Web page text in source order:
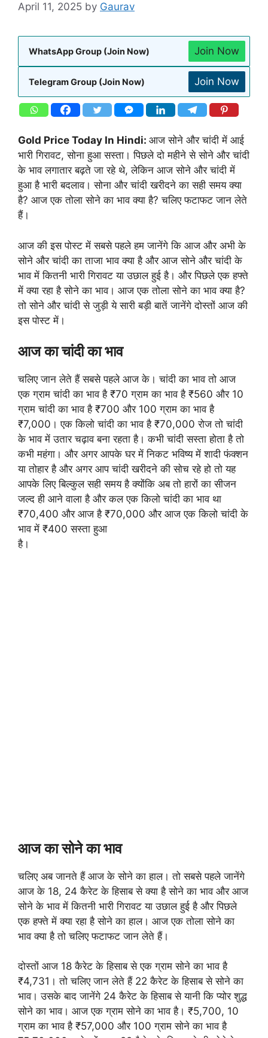
April 11, 2025 by Gaurav
WhatsApp Group (Join Now) Join Now
Telegram Group (Join Now) Join Now
Gold Price Today In Hindi: आज सोने और चांदी में आई
भारी गिरावट, सोना हुआ सस्ता। पिछले दो महीने से सोने और चांदी
के भाव लगातार बढ़ते जा रहे थे, लेकिन आज सोने और चांदी में
हुआ है भारी बदलाव। सोना और चांदी खरीदने का सही समय क्या
है? आज एक तोला सोने का भाव क्या है? चलिए फटाफट जान लेते
हैं।
आज की इस पोस्ट में सबसे पहले हम जानेंगे कि आज और अभी के
सोने और चांदी का ताजा भाव क्या है और आज सोने और चांदी के
भाव में कितनी भारी गिरावट या उछाल हुई है। और पिछले एक हफ्ते
में क्या रहा है सोने का भाव। आज एक तोला सोने का भाव क्या है?
तो सोने और चांदी से जुड़ी ये सारी बड़ी बातें जानेंगे दोस्तों आज की
इस पोस्ट में।
आज का चांदी का भाव
चलिए जान लेते हैं सबसे पहले आज के। चांदी का भाव तो आज
एक ग्राम चांदी का भाव है ₹70 ग्राम का भाव है ₹560 और 10
ग्राम चांदी का भाव है ₹700 और 100 ग्राम का भाव है
₹7,000। एक किलो चांदी का भाव है ₹70,000 रोज तो चांदी
के भाव में उतार चढ़ाव बना रहता है। कभी चांदी सस्ता होता है तो
कभी महंगा। और अगर आपके घर में निकट भविष्य में शादी फंक्शन
या तोहार है और अगर आप चांदी खरीदने की सोच रहे हो तो यह
आपके लिए बिल्कुल सही समय है क्योंकि अब तो हारों का सीजन
जल्द ही आने वाला है और कल एक किलो चांदी का भाव था
₹70,400 और आज है ₹70,000 और आज एक किलो चांदी के
भाव में ₹400 सस्ता हुआ
है।
आज का सोने का भाव
चलिए अब जानते हैं आज के सोने का हाल। तो सबसे पहले जानेंगे
आज के 18, 24 कैरेट के हिसाब से क्या है सोने का भाव और आज
सोने के भाव में कितनी भारी गिरावट या उछाल हुई है और पिछले
एक हफ्ते में क्या रहा है सोने का हाल। आज एक तोला सोने का
भाव क्या है तो चलिए फटाफट जान लेते हैं।
दोस्तों आज 18 कैरेट के हिसाब से एक ग्राम सोने का भाव है
₹4,731। तो चलिए जान लेते हैं 22 कैरेट के हिसाब से सोने का
भाव। उसके बाद जानेंगे 24 कैरेट के हिसाब से यानी कि प्योर शुद्ध
सोने का भाव। आज एक ग्राम सोने का भाव है। ₹5,700, 10
ग्राम का भाव है ₹57,000 और 100 ग्राम सोने का भाव है